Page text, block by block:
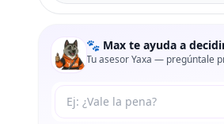
🐾 Max te ayuda a
Tu asesor Yaxa — pregúntale
Tu pregunta a Max